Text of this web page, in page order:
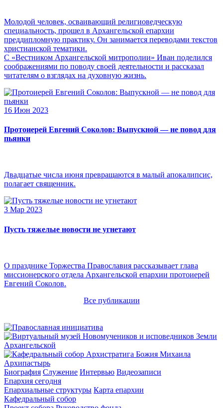
Молодой человек, осваивающий религиоведческую
специальность, прошел в Архангельской епархии
преддипломную практику. Он занимается переводами текстов
христианской тематики.
С «Вестником Архангельской митрополии» Иван поделился
соображениями по поводу своей деятельности и рассказал
читателям о взглядах на духовную жизнь.
16 Июн 2023
Протоиерей Евгений Соколов: Выпускной — не повод для
пьянки
Двадцатые числа июня превращаются в малый апокалипсис,
полагает священник.
3 Мар 2023
Пусть тяжелые новости не угнетают
О празднике Торжества Православия рассказывает глава
миссионерского отдела Архангельской епархии протоиерей
Евгений Соколов.
Все публикации
Архипастырь
Биография Служение Интервью Видеозаписи
Епархия сегодня
Епархиальные структуры Карта епархии
Кафедральный собор